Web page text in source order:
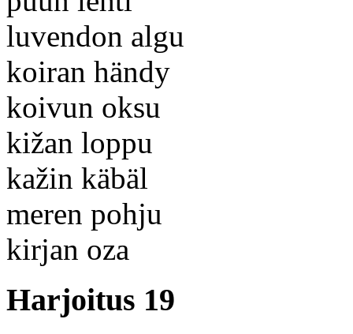
luvendon algu
koiran händy
koivun oksu
kižan loppu
kažin käbäl
meren pohju
kirjan oza
Harjoitus 19